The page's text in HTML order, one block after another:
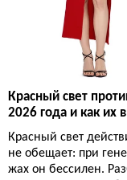
Красный свет
2026 года и как их
Красный свет
не обещает: при
жах он бессилен.